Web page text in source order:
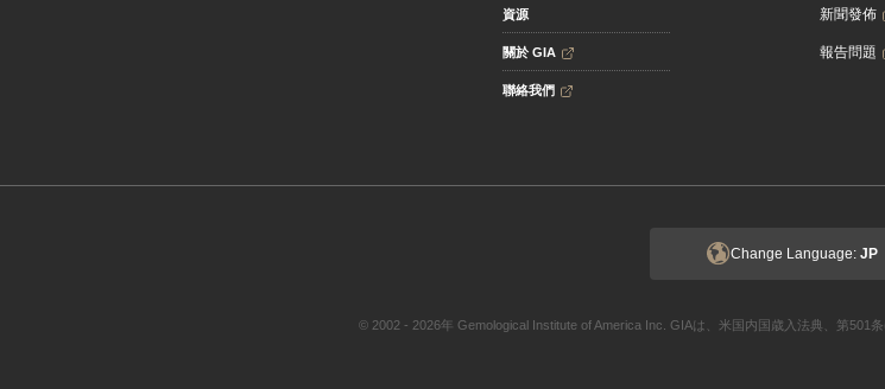
資源
關於 GIA
聯絡我們
新聞發佈
報告問題
Change Language: JP
© 2002 - 2026年 Gemological Institute of America Inc. GIAは、米国内国歳入法典、第501